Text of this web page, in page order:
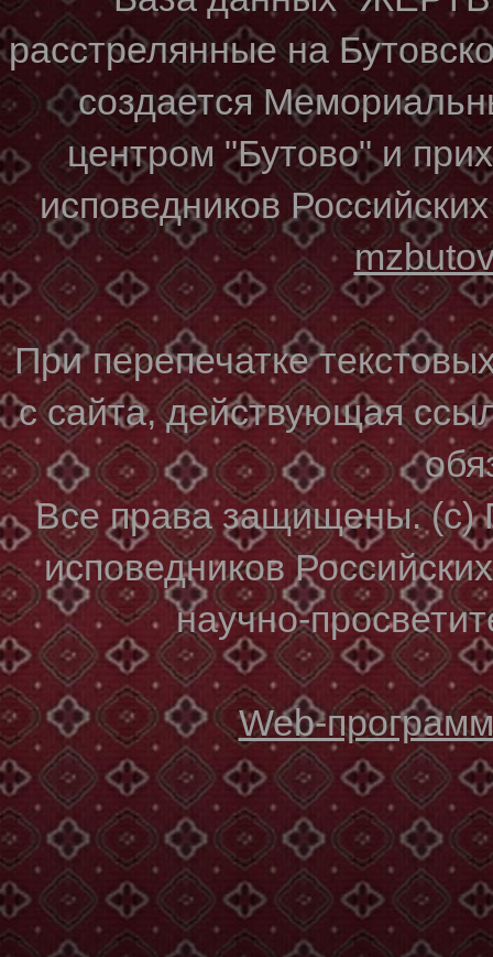
расстрелянные на
создается
центром "Бутово" и
исповедников
При перепечатке
с сайта, действующая
Все права защищены. (с)
исповедников
научно-
Web-